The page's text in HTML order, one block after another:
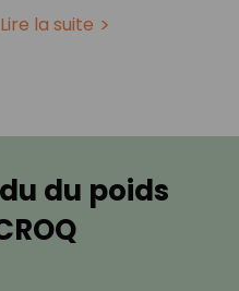
Lire la suite
du poids